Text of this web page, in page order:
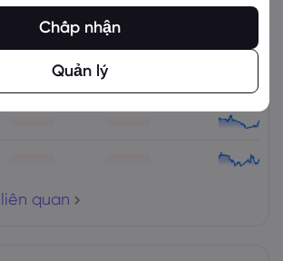
Bán
quan
Chấp nhận
Quản lý